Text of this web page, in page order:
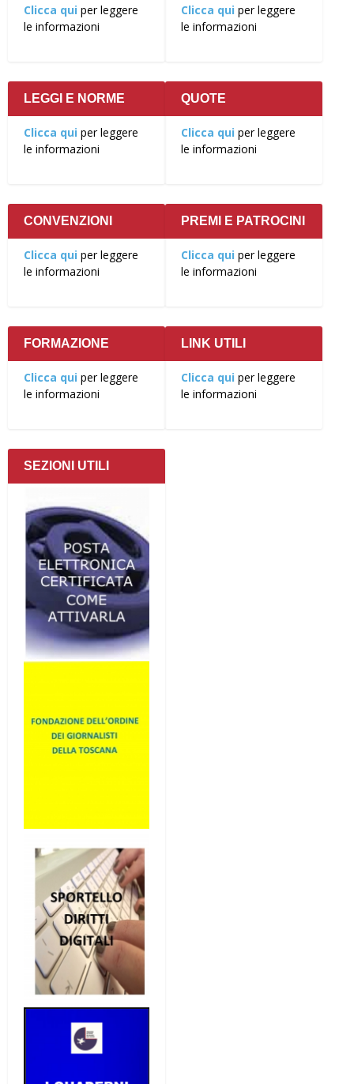
Clicca qui per leggere
le informazioni
Clicca qui per leggere
le informazioni
LEGGI E NORME
Clicca qui per leggere
le informazioni
QUOTE
Clicca qui per leggere
le informazioni
CONVENZIONI
Clicca qui per leggere
le informazioni
PREMI E PATROCINI
Clicca qui per leggere
le informazioni
FORMAZIONE
Clicca qui per leggere
le informazioni
LINK UTILI
Clicca qui per leggere
le informazioni
SEZIONI UTILI